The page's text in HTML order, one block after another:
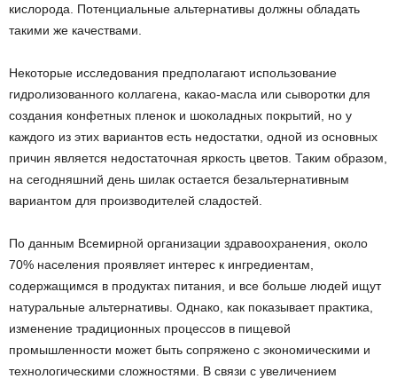
кислорода. Потенциальные альтернативы должны обладать
такими же качествами.
Некоторые исследования предполагают использование
гидролизованного коллагена, какао-масла или сыворотки для
создания конфетных пленок и шоколадных покрытий, но у
каждого из этих вариантов есть недостатки, одной из основных
причин является недостаточная яркость цветов. Таким образом,
на сегодняшний день шилак остается безальтернативным
вариантом для производителей сладостей.
По данным Всемирной организации здравоохранения, около
70% населения проявляет интерес к ингредиентам,
содержащимся в продуктах питания, и все больше людей ищут
натуральные альтернативы. Однако, как показывает практика,
изменение традиционных процессов в пищевой
промышленности может быть сопряжено с экономическими и
технологическими сложностями. В связи с увеличением